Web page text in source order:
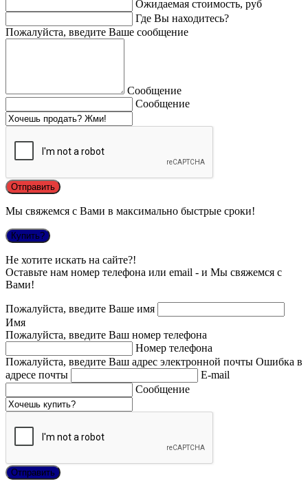
Ожидаемая стоимость, руб
Где Вы находитесь?
Пожалуйста, введите Ваше сообщение
Сообщение
Сообщение
Мы свяжемся с Вами в максимально быстрые сроки!
Купить?
Не хотите искать на сайте?!
Оставьте нам номер телефона или email - и Мы свяжемся с
Вами!
Пожалуйста, введите Ваше имя
Имя
Пожалуйста, введите Ваш номер телефона
Номер телефона
Пожалуйста, введите Ваш адрес электронной почты Ошибка в
адресе почты
E-mail
Сообщение